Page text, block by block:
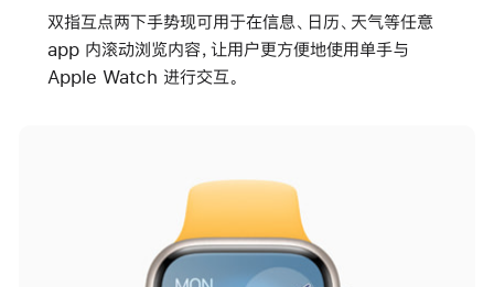
双指互点两下手势现可用于在信息、日历、天气等任意
app 内滚动浏览内容，让用户更方便地使用单手与
Apple Watch 进行交互。